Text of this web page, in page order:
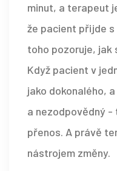
minut, a terapeut
že pacient přijde s
toho pozoruje, jak
Když pacient v
jako dokonalého,
a nezodpovědný -
přenos. A právě
nástrojem změny.